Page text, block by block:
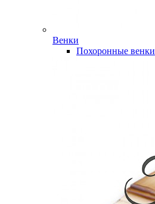
Венки
Похоронные венки